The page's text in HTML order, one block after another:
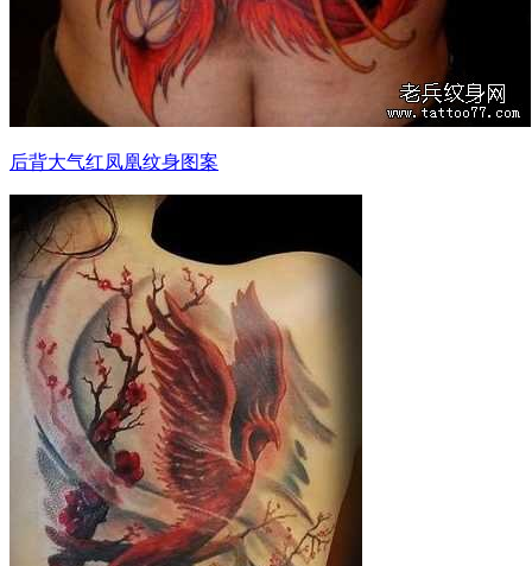
后背大气红凤凰纹身图案